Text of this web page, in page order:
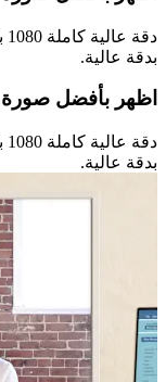
بدقة عالية.
اظهر بأفضل
بدقة عالية.